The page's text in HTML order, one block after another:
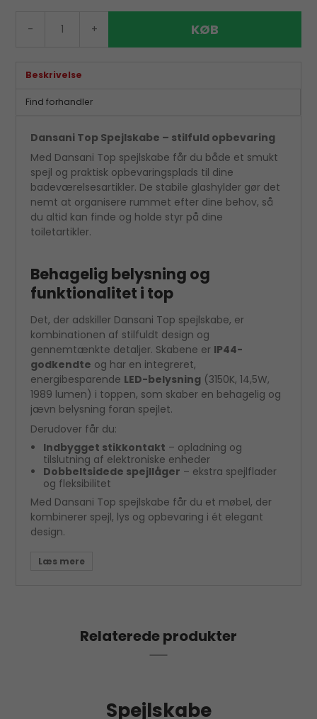
- + KØB
Beskrivelse
Find forhandler
Dansani Top Spejlskabe – stilfuld opbevaring
Med Dansani Top spejlskabe får du både et smukt
spejl og praktisk opbevaringsplads til dine
badeværelsesartikler. De stabile glashylder gør det
nemt at organisere rummet efter dine behov, så
du altid kan finde og holde styr på dine
toiletartikler.
Behagelig belysning og
funktionalitet i top
Det, der adskiller Dansani Top spejlskabe, er
kombinationen af stilfuldt design og
gennemtænkte detaljer. Skabene er IP44-
godkendte og har en integreret,
energibesparende LED-belysning (3150K, 14,5W,
1989 lumen) i toppen, som skaber en behagelig og
jævn belysning foran spejlet.
Derudover får du:
Indbygget stikkontakt – opladning og
tilslutning af elektroniske enheder
Dobbeltsidede spejllåger – ekstra spejlflader
og fleksibilitet
Med Dansani Top spejlskabe får du et møbel, der
kombinerer spejl, lys og opbevaring i ét elegant
design.
Relaterede produkter
Spejlskabe